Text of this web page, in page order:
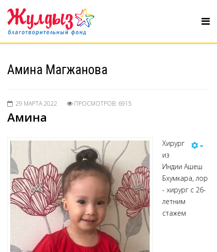
Амина Магжанова
29 МАРТА 2022 ПРОСМОТРОВ: 6915
Амина
Хирург
из
Индии Ашеш
Бхумкара, лор
- хирург с 26-
летним
стажем